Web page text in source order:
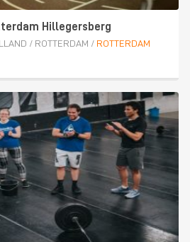
Hillegersberg
/ ROTTERDAM / ROTTERDAM